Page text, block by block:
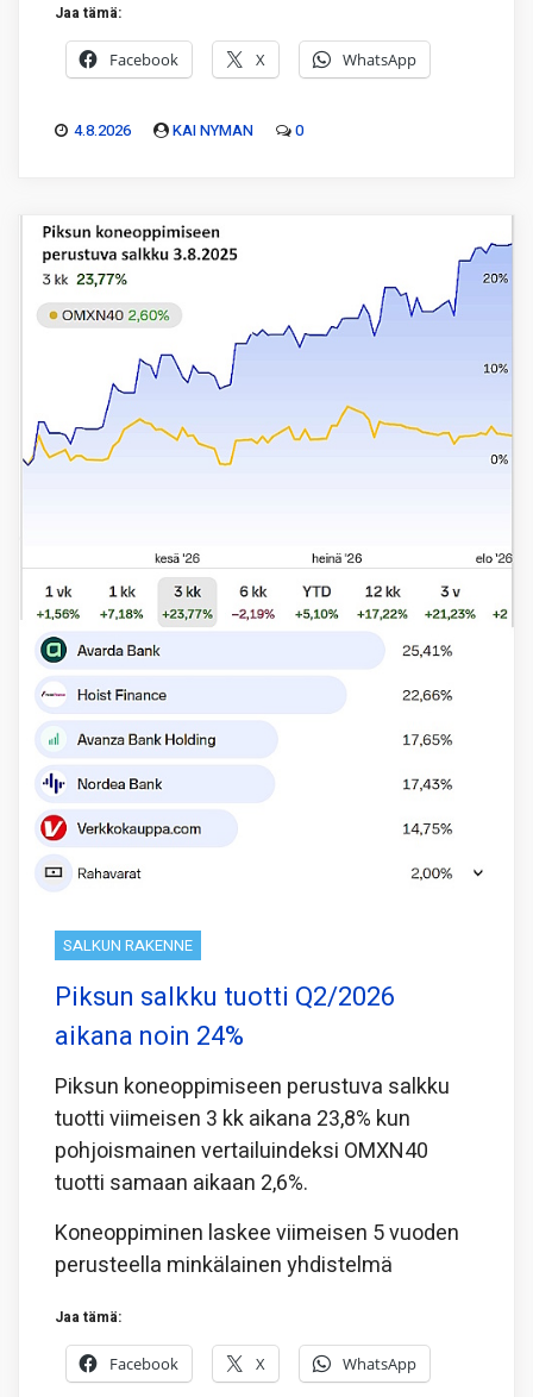
Jaa tämä:
Facebook X WhatsApp
4.8.2026 KAI NYMAN 0
SALKUN RAKENNE
Piksun salkku tuotti Q2/2026
aikana noin 24%
Piksun koneoppimiseen perustuva salkku
tuotti viimeisen 3 kk aikana 23,8% kun
pohjoismainen vertailuindeksi OMXN40
tuotti samaan aikaan 2,6%.
Koneoppiminen laskee viimeisen 5 vuoden
perusteella minkälainen yhdistelmä
Jaa tämä:
Facebook X WhatsApp